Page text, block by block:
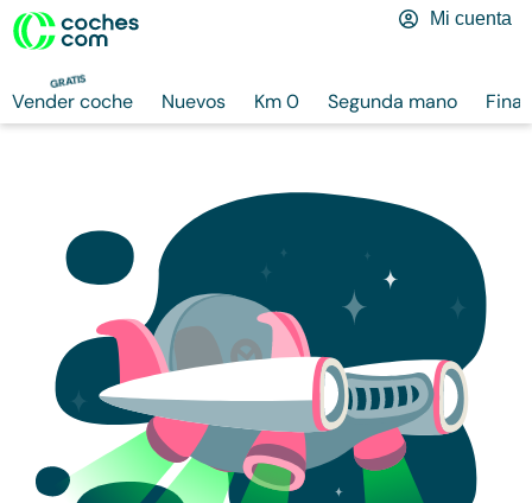
GRATIS
Vender coche Nuevos Km 0 Segunda mano
Mi cuenta